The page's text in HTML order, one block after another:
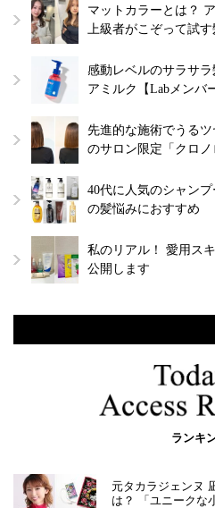
マットカラーとは？
上級者がこぞって試
感動レベルのサラサ
アミルク【Labメンバ
先進的な施術でうる
のサロン限定「クロ
40代に人気のシャン
の髪悩みにおすすめ
私のリアル！ 愛用ス
公開します
ランキ
元タカラジェンヌ
は？ 「ユニークな